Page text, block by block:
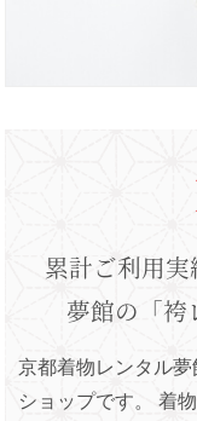
累計ご利用実
夢館の「袴
京都着物レンタル
ショップです。
着